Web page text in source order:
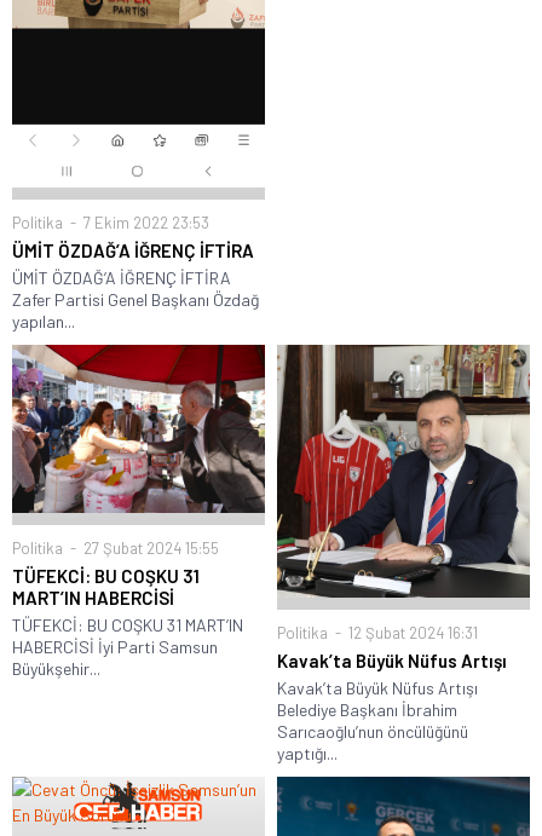
Politika 7 Ekim 2022 23:53
ÜMİT ÖZDAĞ’A İĞRENÇ İFTİRA
ÜMİT ÖZDAĞ’A İĞRENÇ İFTİRA
Zafer Partisi Genel Başkanı Özdağ
yapılan...
Politika 27 Şubat 2024 15:55
TÜFEKCİ: BU COŞKU 31
MART’IN HABERCİSİ
TÜFEKCİ: BU COŞKU 31 MART’IN
HABERCİSİ İyi Parti Samsun
Büyükşehir...
Politika 12 Şubat 2024 16:31
Kavak’ta Büyük Nüfus Artışı
Kavak’ta Büyük Nüfus Artışı
Belediye Başkanı İbrahim
Sarıcaoğlu’nun öncülüğünü
yaptığı...